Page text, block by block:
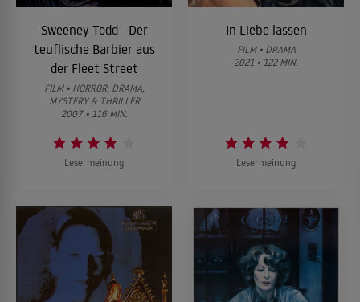
Sweeney Todd - Der
teuflische Barbier aus
der Fleet Street
FILM • HORROR, DRAMA,
MYSTERY & THRILLER
2007 • 116 MIN.
Lesermeinung
In Liebe lassen
FILM • DRAMA
2021 • 122 MIN.
Lesermeinung